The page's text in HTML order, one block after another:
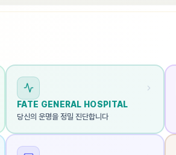
FATE GENERAL HOSPITAL
당신의 운명을 정밀 진단합니다